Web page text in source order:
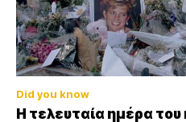
Did you know
Η τελευταία ημέρα του